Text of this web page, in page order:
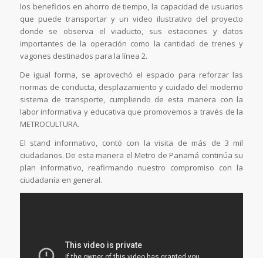
los beneficios en ahorro de tiempo, la capacidad de usuarios
que puede transportar y un video ilustrativo del proyecto
donde se observa el viaducto, sus estaciones y datos
importantes de la operación como la cantidad de trenes y
vagones destinados para la línea 2.
De igual forma, se aprovechó el espacio para reforzar las
normas de conducta, desplazamiento y cuidado del moderno
sistema de transporte, cumpliendo de esta manera con la
labor informativa y educativa que promovemos a través de la
METROCULTURA.
El stand informativo, contó con la visita de más de 3 mil
ciudadanos. De esta manera el Metro de Panamá continúa su
plan informativo, reafirmando nuestro compromiso con la
ciudadanía en general.